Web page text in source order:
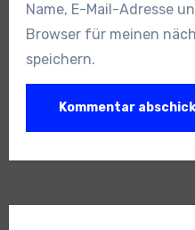
Name, E-Mail-Adresse
Browser für meinen
speichern.